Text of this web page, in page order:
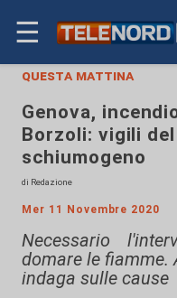
☰
questa mattina
Genova,
Borzoli: vigili
schiumogeno
di Redazione
Mer 11 Novembre 2020
Necessario
domare le fiamme.
indaga sulle cause